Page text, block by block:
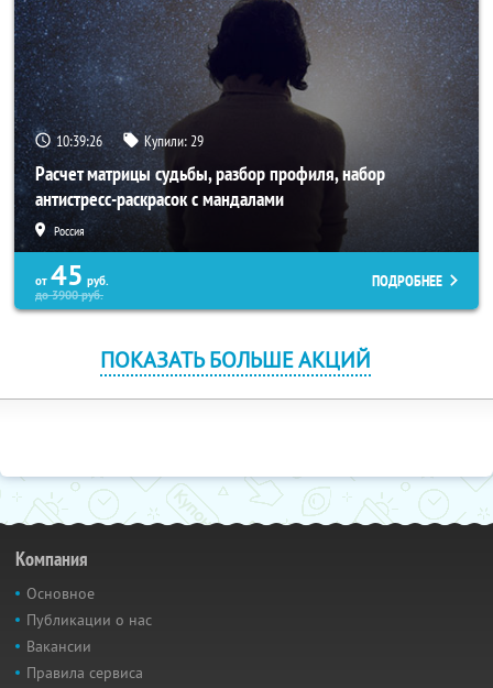
10:39:25 Купили:29
Расчет матрицы судьбы, разбор профиля, набор
антистресс-раскрасок с мандалами
Россия
от 45 руб.
до3900руб.
ПОДРОБНЕЕ
ПОКАЗАТЬ БОЛЬШЕ АКЦИЙ
Компания
Основное
Публикации о нас
Вакансии
Правила сервиса